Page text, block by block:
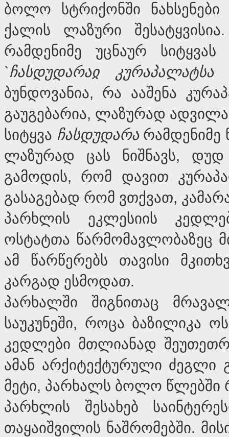
ბოლო სტრიქონში ნახსენები
ქალის ლაზური
რამდენიმე უცნაურ სიტყვას
`ჩასდუდარაჲ კურაპალატსა
ბუნდოვანია, რა ააშენა
გაუგებარია, ლაზურად
სიტყვა ჩასდუდარარამდენიმე
ლაზურად ცას ნიშნავს,
გამოდის, რომ დავით
გასაგებად რომ ვთქვათ,
პარხლის ეკლესიის
ოსტატთა წარმომავლობაზეც
ამ წარწერებს თავისი
კარგად ესმოდათ.
პარხალში შიგნითაც
საუკუნეში, როცა ბაზილიკა
კედლები მთლიანად
ამან არქიტექტურული ძეგლი
მეტი, პარხალს ბოლო წლებში
პარხლის შესახებ
თაყაიშვილის ნაშრომებში.